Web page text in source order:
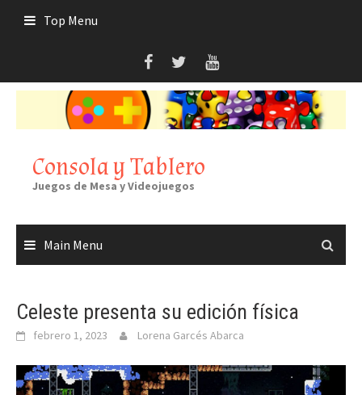
Top Menu
Consola y Tablero
Juegos de Mesa y Videojuegos
Main Menu
Celeste presenta su edición física
febrero 1, 2023 Lorena Garcés Abarca